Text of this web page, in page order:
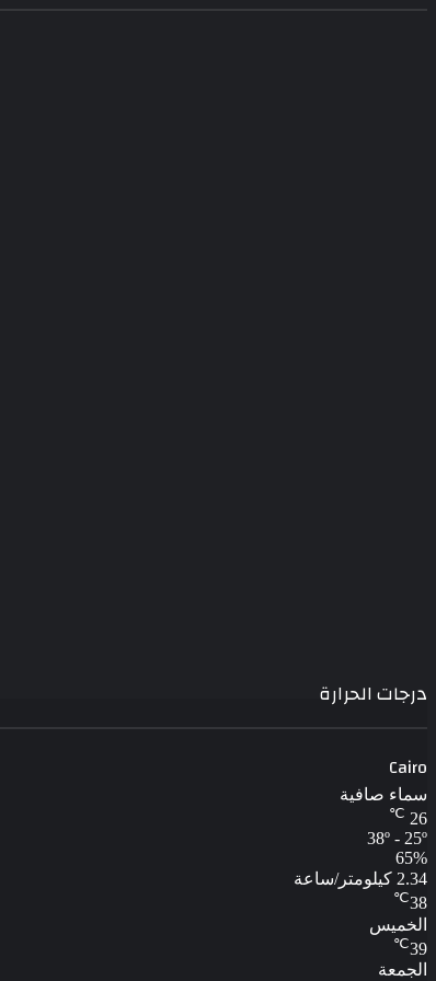
درجات الحرارة
Cairo
سماء صافية
26
℃
38º - 25º
65%
2.34 كيلومتر/ساعة
38
℃
الخميس
39
℃
الجمعة